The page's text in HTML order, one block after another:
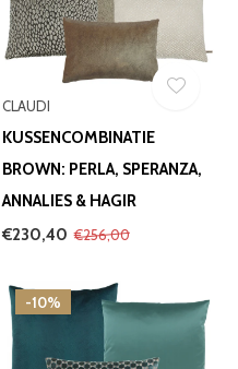
CLAUDI
KUSSENCOMBINATIE
BROWN: PERLA, SPERANZA,
ANNALIES & HAGIR
€230,40 €256,00
-10%